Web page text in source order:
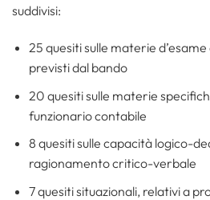
suddivisi:
25 quesiti sulle materie
previsti dal bando
20 quesiti sulle materie
funzionario contabile
8 quesiti sulle capacità logico-
ragionamento critico-verbale
7 quesiti situazionali, relativi a